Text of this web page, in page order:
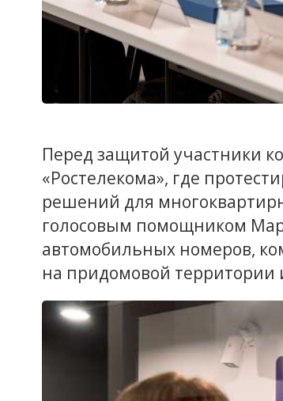
Перед защитой участники
«Ростелекома», где
решений для
голосовым помощником
автомобильных номеров,
на придомовой территории